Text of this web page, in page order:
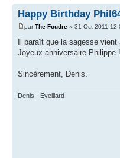
Happy Birthday
parThe Foudre » 31 Oct 2011
Il paraît que la sagesse
Joyeux anniversaire Philippe !
Sincèrement, Denis.
Denis - Eveillard